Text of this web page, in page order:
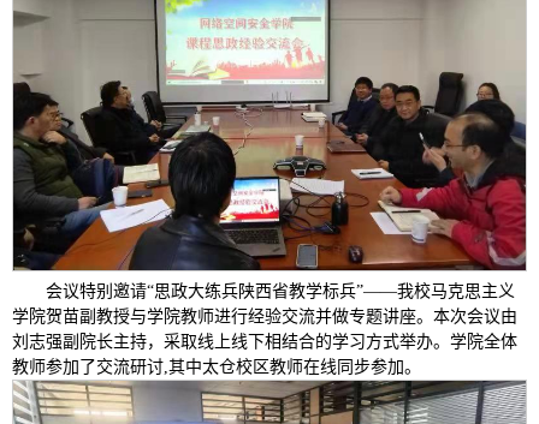
会议特别邀请“思政大练兵陕西省教学标兵”——我校马克思主义
学院贺苗副教授与学院教师进行经验交流并做专题讲座。本次会议由
刘志强副院长主持，采取线上线下相结合的学习方式举办。学院全体
教师参加了交流研讨,其中太仓校区教师在线同步参加。